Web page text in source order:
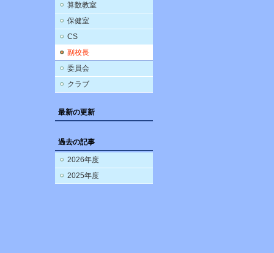
算数教室
保健室
CS
副校長
委員会
クラブ
最新の更新
過去の記事
2026年度
2025年度